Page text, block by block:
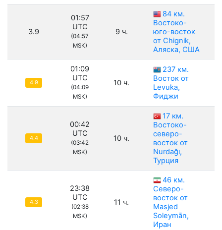
3.9
01:57
UTC
(04:57
MSK)
9 ч.
84 км.
Востоко-
юго-восток
от Chignik,
Аляска, США
4.9
01:09
UTC
(04:09
MSK)
10 ч.
237 км.
Восток от
Levuka,
Фиджи
4.4
00:42
UTC
(03:42
MSK)
10 ч.
17 км.
Востоко-
северо-
восток от
Nurdağı,
Турция
4.3
23:38
UTC
(02:38
MSK)
11 ч.
46 км.
Северо-
восток от
Masjed
Soleymān,
Иран